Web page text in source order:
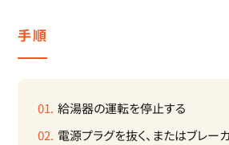
手順
給湯器の運転を停止する
電源プラグを抜く、またはブレー